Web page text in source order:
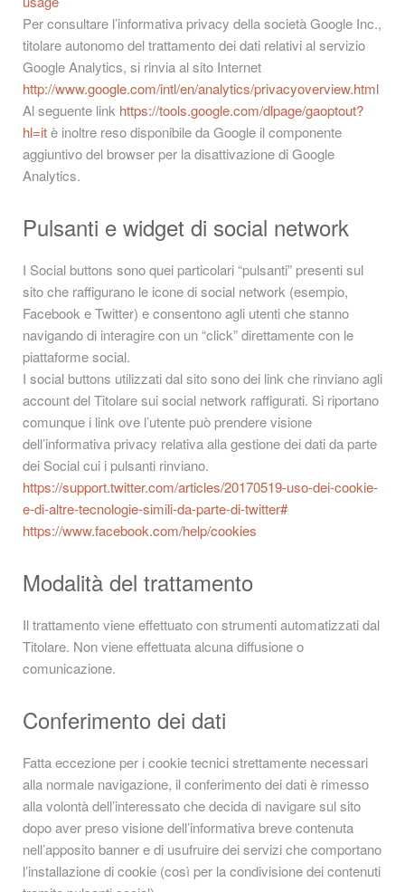
Per consultare l’informativa privacy della società Google Inc.,
titolare autonomo del trattamento dei dati relativi al servizio
Google Analytics, si rinvia al sito Internet
http://www.google.com/intl/en/analytics/privacyoverview.html
Al seguente link https://tools.google.com/dlpage/gaoptout?
hl=itè inoltre reso disponibile da Google il componente
aggiuntivo del browser per la disattivazione di Google
Analytics.
Pulsanti e widget di social network
I Social buttons sono quei particolari “pulsanti” presenti sul
sito che raffigurano le icone di social network (esempio,
Facebook e Twitter) e consentono agli utenti che stanno
navigando di interagire con un “click” direttamente con le
piattaforme social.
I social buttons utilizzati dal sito sono dei link che rinviano agli
account del Titolare sui social network raffigurati. Si riportano
comunque i link ove l’utente può prendere visione
dell’informativa privacy relativa alla gestione dei dati da parte
dei Social cui i pulsanti rinviano.
https://support.twitter.com/articles/20170519-uso-dei-cookie-
e-di-altre-tecnologie-simili-da-parte-di-twitter#
https://www.facebook.com/help/cookies
Modalità del trattamento
Il trattamento viene effettuato con strumenti automatizzati dal
Titolare. Non viene effettuata alcuna diffusione o
comunicazione.
Conferimento dei dati
Fatta eccezione per i cookie tecnici strettamente necessari
alla normale navigazione, il conferimento dei dati è rimesso
alla volontà dell’interessato che decida di navigare sul sito
dopo aver preso visione dell’informativa breve contenuta
nell’apposito banner e di usufruire dei servizi che comportano
l’installazione di cookie (così per la condivisione dei contenuti